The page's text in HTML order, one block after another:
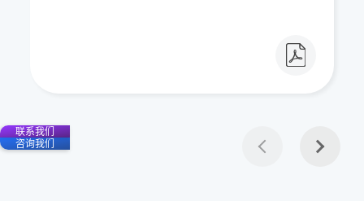
联系我们
咨询我们